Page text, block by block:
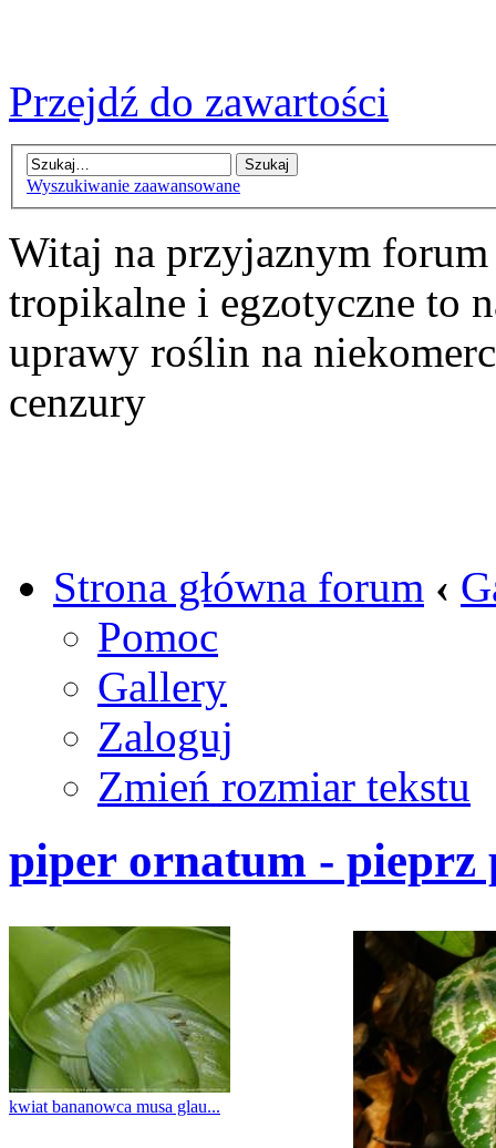
Przejdź do zawartości
Wyszukiwanie zaawansowane
Witaj na przyjaznym
tropikalne i egzotyczne to
uprawy roślin na
cenzury
Strona główna forum ‹
Pomoc
Gallery
Zaloguj
Zmień rozmiar tekstu
piper ornatum - pieprz
kwiat bananowca musa glau...